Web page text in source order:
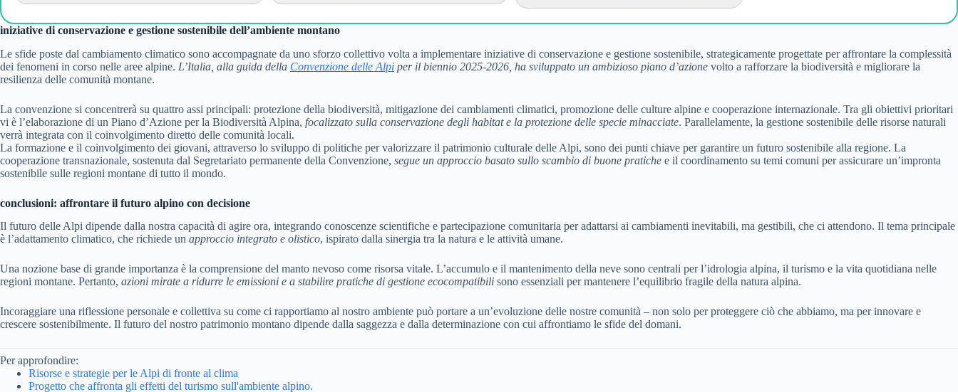
iniziative di conservazione e gestione sostenibile dell’ambiente montano
Le sfide poste dal cambiamento climatico sono accompagnate da uno sforzo collettivo volta a implementare iniziative di conservazione e gestione sostenibile, strategicamente progettate per affrontare la complessità
dei fenomeni in corso nelle aree alpine. L’Italia, alla guida della Convenzione delle Alpi per il biennio 2025-2026, ha sviluppato un ambizioso piano d’azione volto a rafforzare la biodiversità e migliorare la
resilienza delle comunità montane.
La convenzione si concentrerà su quattro assi principali: protezione della biodiversità, mitigazione dei cambiamenti climatici, promozione delle culture alpine e cooperazione internazionale. Tra gli obiettivi prioritari
vi è l’elaborazione di un Piano d’Azione per la Biodiversità Alpina, focalizzato sulla conservazione degli habitat e la protezione delle specie minacciate. Parallelamente, la gestione sostenibile delle risorse naturali
verrà integrata con il coinvolgimento diretto delle comunità locali.
La formazione e il coinvolgimento dei giovani, attraverso lo sviluppo di politiche per valorizzare il patrimonio culturale delle Alpi, sono dei punti chiave per garantire un futuro sostenibile alla regione. La
cooperazione transnazionale, sostenuta dal Segretariato permanente della Convenzione, segue un approccio basato sullo scambio di buone pratiche e il coordinamento su temi comuni per assicurare un’impronta
sostenibile sulle regioni montane di tutto il mondo.
conclusioni: affrontare il futuro alpino con decisione
Il futuro delle Alpi dipende dalla nostra capacità di agire ora, integrando conoscenze scientifiche e partecipazione comunitaria per adattarsi ai cambiamenti inevitabili, ma gestibili, che ci attendono. Il tema principale
è l’adattamento climatico, che richiede un approccio integrato e olistico, ispirato dalla sinergia tra la natura e le attività umane.
Una nozione base di grande importanza è la comprensione del manto nevoso come risorsa vitale. L’accumulo e il mantenimento della neve sono centrali per l’idrologia alpina, il turismo e la vita quotidiana nelle
regioni montane. Pertanto, azioni mirate a ridurre le emissioni e a stabilire pratiche di gestione ecocompatibili sono essenziali per mantenere l’equilibrio fragile della natura alpina.
Incoraggiare una riflessione personale e collettiva su come ci rapportiamo al nostro ambiente può portare a un’evoluzione delle nostre comunità – non solo per proteggere ciò che abbiamo, ma per innovare e
crescere sostenibilmente. Il futuro del nostro patrimonio montano dipende dalla saggezza e dalla determinazione con cui affrontiamo le sfide del domani.
Per approfondire:
Risorse e strategie per le Alpi di fronte al clima
Progetto che affronta gli effetti del turismo sull'ambiente alpino.